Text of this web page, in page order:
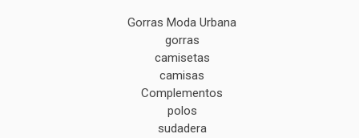
Gorras Moda Urbana
gorras
camisetas
camisas
Complementos
polos
sudadera